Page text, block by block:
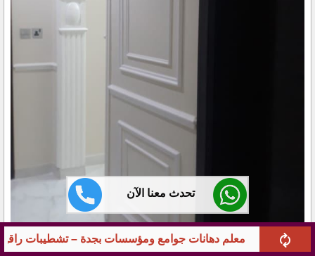
تحدث معنا الآن
ومؤسسات بجدة – تشطيبات راقية 0551113205 بخبرة طويلة